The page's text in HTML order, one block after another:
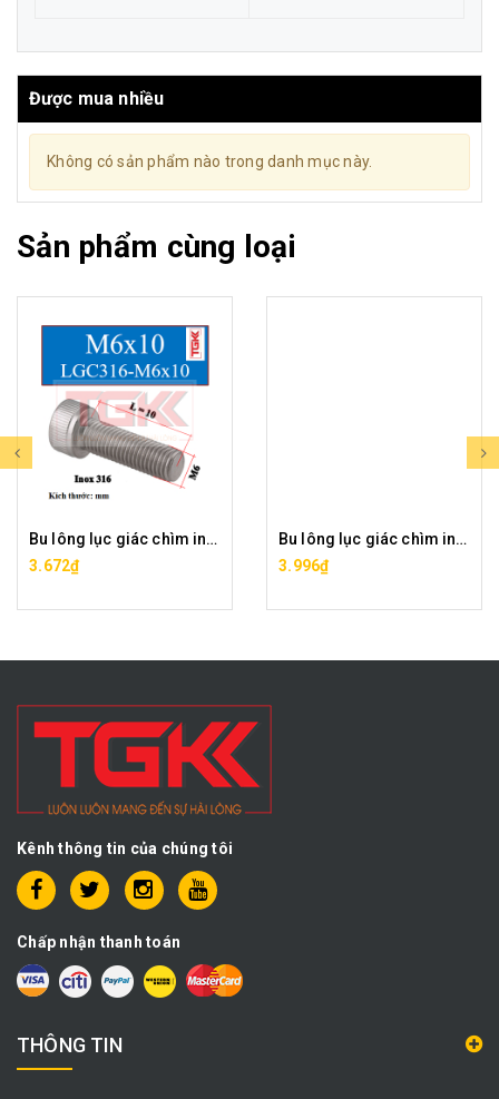
Được mua nhiều
Không có sản phẩm nào trong danh mục này.
Sản phẩm cùng loại
Bu lông lục giác chìm inox 316-M6x10
3.672₫
Bu lông lục giác chìm inox 316-M6x12
3.996₫
Kênh thông tin của chúng tôi
Chấp nhận thanh toán
THÔNG TIN